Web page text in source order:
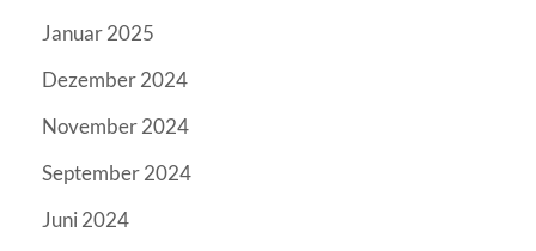
Januar 2025
Dezember 2024
November 2024
September 2024
Juni 2024